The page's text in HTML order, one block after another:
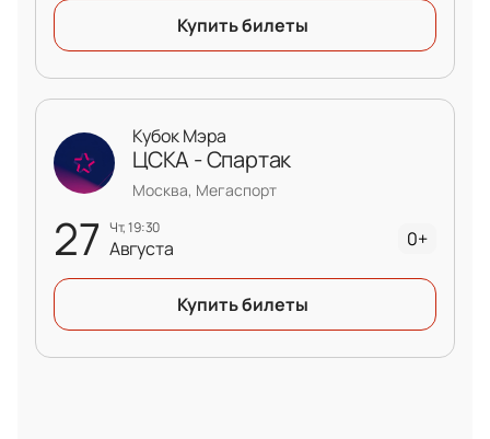
Купить билеты
27 чт, 19:30
Августа
Кубок Мэра
ЦСКА - Спартак
Москва, Мегаспорт
0+
Купить билеты